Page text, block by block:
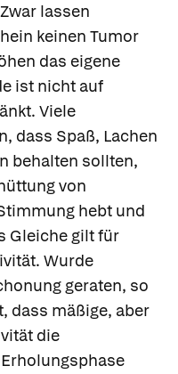
lassen
keinen Tumor
das eigene
ist nicht auf
Viele
dass Spaß, Lachen
behalten sollten,
von
hebt und
Gleiche gilt für
Wurde
geraten, so
dass mäßige, aber
die